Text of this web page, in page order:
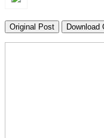
Original Post Download